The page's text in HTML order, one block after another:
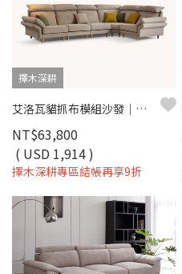
擇木深耕
艾洛瓦貓抓布模組沙發｜模組設計 × 防潑水耐磨 × 可客製尺寸 – 擇木深耕
NT$63,800
( USD 1,914 )
擇木深耕專區結帳再享9折